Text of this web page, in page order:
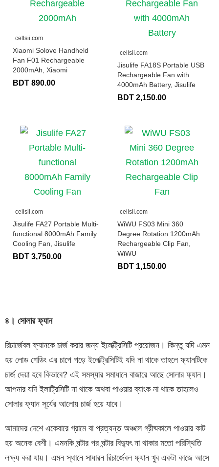
cellsii.com
Xiaomi Solove Handheld
Fan F01 Rechargeable
2000mAh, Xiaomi
BDT 890.00
cellsii.com
Jisulife FA18S Portable USB
Rechargeable Fan with
4000mAh Battery, Jisulife
BDT 2,150.00
cellsii.com
Jisulife FA27 Portable Multi-
functional 8000mAh Family
Cooling Fan, Jisulife
BDT 3,750.00
cellsii.com
WiWU FS03 Mini 360
Degree Rotation 1200mAh
Rechargeable Clip Fan,
WiWU
BDT 1,150.00
৪। সোলার ফ্যান
রিচার্জেবল ফ্যানকে চার্জ করার জন্য ইলেক্ট্রিসিটি প্রয়োজন। কিন্তু যদি এমন
হয় লোড শেডিং এর চাপে পড়ে ইলেক্ট্রিসিটিই যদি না থাকে তাহলে ফ্যানটিকে
চার্জ দেয়া হবে কিভাবে? এই সমস্যার সমাধানে বাজারে আছে সোলার ফ্যান।
আপনার যদি ইলাট্রিসিটি না থাকে অথবা পাওয়ার ব্যাংক না থাকে তাহলেও
সোলার ফ্যান সূর্যের আলোয় চার্জ হয়ে যাবে।
আমাদের দেশে একেবারে গ্রামে বা প্রত্যন্ত অঞ্চলে গ্রীষ্মকালে পাওয়ার কাট
হয় অনেক বেশী। এমনকি ঘন্টার পর ঘন্টার বিদ্যুৎ না থাকার মতো পরিস্থিতি
লক্ষ্য করা যায়। এমন স্থানে সাধারন রিচার্জেবল ফ্যান খুব একটা কাজে আসে